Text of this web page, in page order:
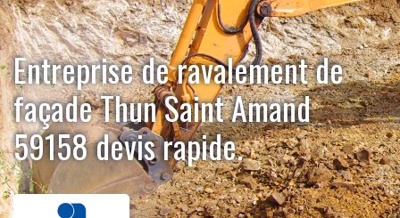
Entreprise de ravalement de
façade Thun Saint Amand
59158 devis rapide.